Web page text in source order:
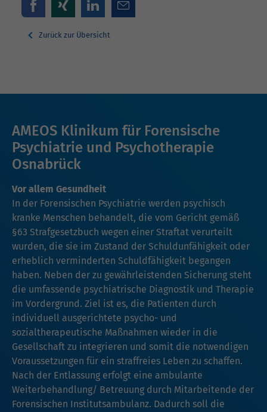
Zurück zur Übersicht
AMEOS Klinikum für Forensische
Psychiatrie und Psychotherapie
Osnabrück
Vor allem Gesundheit
In der Forensischen Psychiatrie werden psychisch
kranke Menschen behandelt, die vom Gericht gemäß
§63 Strafgesetzbuch wegen einer Straftat verurteilt
wurden, die sie im Zustand der Schuldunfähigkeit oder
erheblich verminderten Schuldfähigkeit begangen
haben. Neben der zu gewährleistenden Sicherung steht
die umfassende psychiatrische Diagnostik und Therapie
im Vordergrund. Ziel ist es, die Patienten durch
individuell ausgerichtete psycho- und
sozialtherapeutische Maßnahmen wieder in die
Gesellschaft zu integrieren und somit die notwendigen
Voraussetzungen für ein straffreies Leben zu schaffen.
Nach der Entlassung erfolgt eine ambulante
Weiterbehandlung/ Betreuung durch Mitarbeitende der
Forensischen Institutsambulanz. Dadurch soll die